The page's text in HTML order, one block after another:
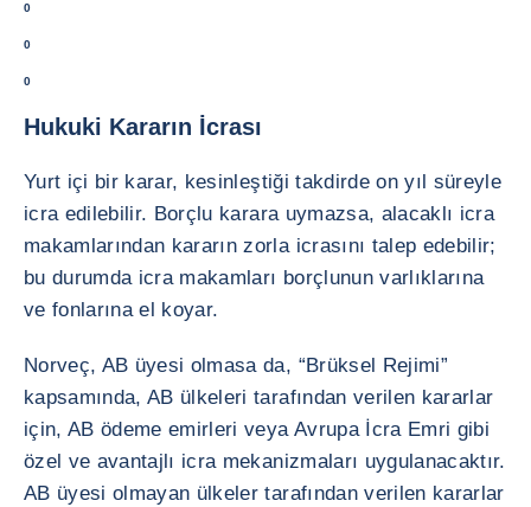
0
0
0
Hukuki Kararın İcrası
Yurt içi bir karar, kesinleştiği takdirde on yıl süreyle
icra edilebilir. Borçlu karara uymazsa, alacaklı icra
makamlarından kararın zorla icrasını talep edebilir;
bu durumda icra makamları borçlunun varlıklarına
ve fonlarına el koyar.
Norveç, AB üyesi olmasa da, “Brüksel Rejimi”
kapsamında, AB ülkeleri tarafından verilen kararlar
için, AB ödeme emirleri veya Avrupa İcra Emri gibi
özel ve avantajlı icra mekanizmaları uygulanacaktır.
AB üyesi olmayan ülkeler tarafından verilen kararlar